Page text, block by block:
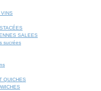
SALEES
sucrées
QUICHES